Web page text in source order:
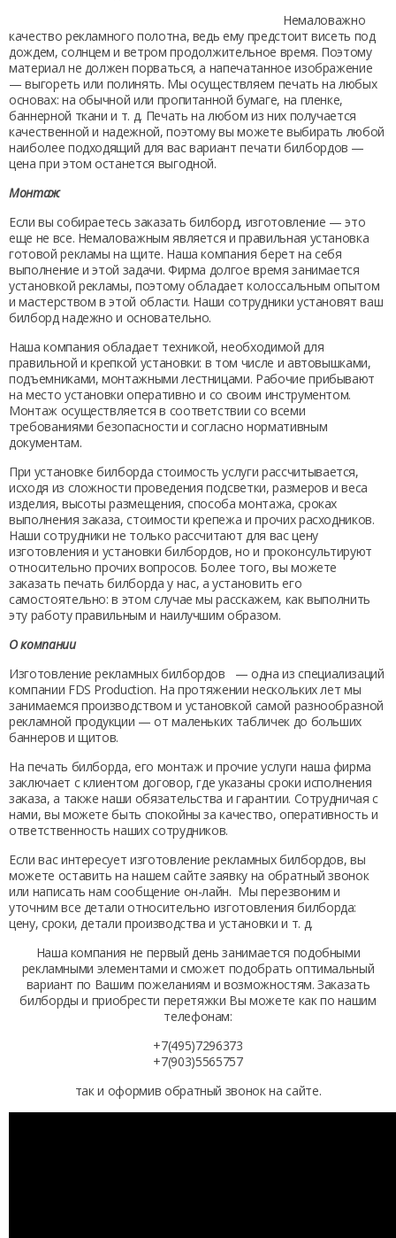
Немаловажно
качество рекламного полотна, ведь ему предстоит висеть под
дождем, солнцем и ветром продолжительное время. Поэтому
материал не должен порваться, а напечатанное изображение
— выгореть или полинять. Мы осуществляем печать на любых
основах: на обычной или пропитанной бумаге, на пленке,
баннерной ткани и т. д. Печать на любом из них получается
качественной и надежной, поэтому вы можете выбирать любой
наиболее подходящий для вас вариантпечати билбордов —
цена при этом останется выгодной.
Монтаж
Если вы собираетесь заказать билборд, изготовление — это
еще не все. Немаловажным является и правильная установка
готовой рекламы на щите. Наша компания берет на себя
выполнение и этой задачи. Фирма долгое время занимается
установкой рекламы, поэтому обладает колоссальным опытом
и мастерством в этой области. Наши сотрудники установят ваш
билборд надежно и основательно.
Наша компания обладает техникой, необходимой для
правильной и крепкой установки: в том числе и автовышками,
подъемниками, монтажными лестницами. Рабочие прибывают
на место установки оперативно и со своим инструментом.
Монтаж осуществляется в соответствии со всеми
требованиями безопасности и согласно нормативным
документам.
При установкебилборда стоимость услуги рассчитывается,
исходя из сложности проведения подсветки, размеров и веса
изделия, высоты размещения, способа монтажа, сроках
выполнения заказа, стоимости крепежа и прочих расходников.
Наши сотрудники не только рассчитают для вас цену
изготовления и установки билбордов, но и проконсультируют
относительно прочих вопросов. Более того, вы можете
заказать печать билборда у нас, а установить его
самостоятельно: в этом случае мы расскажем, как выполнить
эту работу правильным и наилучшим образом.
О компании
Изготовление рекламных билбордов
— одна из специализаций
компании FDS Production. На протяжении нескольких лет мы
занимаемся производством и установкой самой разнообразной
рекламной продукции — от маленьких табличек до больших
баннеров и щитов.
На печать билборда, его монтаж и прочие услуги наша фирма
заключает с клиентом договор, где указаны сроки исполнения
заказа, а также наши обязательства и гарантии. Сотрудничая с
нами, вы можете быть спокойны за качество, оперативность и
ответственность наших сотрудников.
Если вас интересует изготовление рекламных билбордов, вы
можете оставить на нашем сайте заявку на обратный звонок
или написать нам сообщение он-лайн. Мы перезвоним и
уточним все детали относительно изготовления билборда:
цену, сроки, детали производства и установки и т. д.
Наша компания не первый день занимается подобными
рекламными элементами и сможет подобрать оптимальный
вариант по Вашим пожеланиям и возможностям. Заказать
билборды и приобрести перетяжки Вы можете как по нашим
телефонам:
+7(495)7296373
+7(903)5565757
так и оформив обратный звонок на сайте.